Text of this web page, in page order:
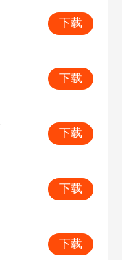
下载
下载
下载
下载
下载